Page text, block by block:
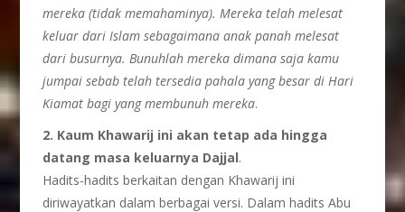
mereka (tidak memahaminya). Mereka telah melesat
keluar dari Islam sebagaimana anak panah melesat
dari busurnya. Bunuhlah mereka dimana saja kamu
jumpai sebab telah tersedia pahala yang besar di Hari
Kiamat bagi yang membunuh mereka.
2. Kaum Khawarij ini akan tetap ada hingga
datang masa keluarnya Dajjal.
Hadits-hadits berkaitan dengan Khawarij ini
diriwayatkan dalam berbagai versi. Dalam hadits Abu